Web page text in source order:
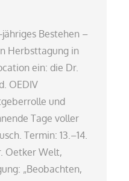
Bestehen –
Herbsttagung in
ein: die Dr.
OEDIV
und
Tage voller
Termin: 13.–14.
Oetker Welt,
„Beobachten,